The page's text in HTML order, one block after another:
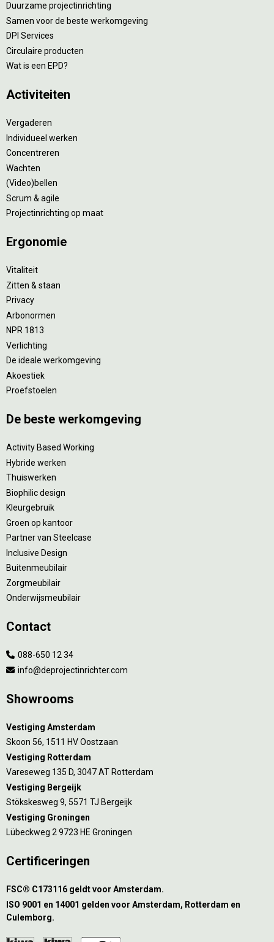
Duurzame projectinrichting
Samen voor de beste werkomgeving
DPI Services
Circulaire producten
Wat is een EPD?
Activiteiten
Vergaderen
Individueel werken
Concentreren
Wachten
(Video)bellen
Scrum & agile
Projectinrichting op maat
Ergonomie
Vitaliteit
Zitten & staan
Privacy
Arbonormen
NPR 1813
Verlichting
De ideale werkomgeving
Akoestiek
Proefstoelen
De beste werkomgeving
Activity Based Working
Hybride werken
Thuiswerken
Biophilic design
Kleurgebruik
Groen op kantoor
Partner van Steelcase
Inclusive Design
Buitenmeubilair
Zorgmeubilair
Onderwijsmeubilair
Contact
088-650 12 34
info@deprojectinrichter.com
Showrooms
Vestiging Amsterdam
Skoon 56, 1511 HV Oostzaan
Vestiging Rotterdam
Vareseweg 135 D, 3047 AT Rotterdam
Vestiging Bergeijk
Stökskesweg 9, 5571 TJ Bergeijk
Vestiging Groningen
Lübeckweg 2 9723 HE Groningen
Certificeringen
FSC® C173116 geldt voor Amsterdam.
ISO 9001 en 14001 gelden voor Amsterdam, Rotterdam en
Culemborg.